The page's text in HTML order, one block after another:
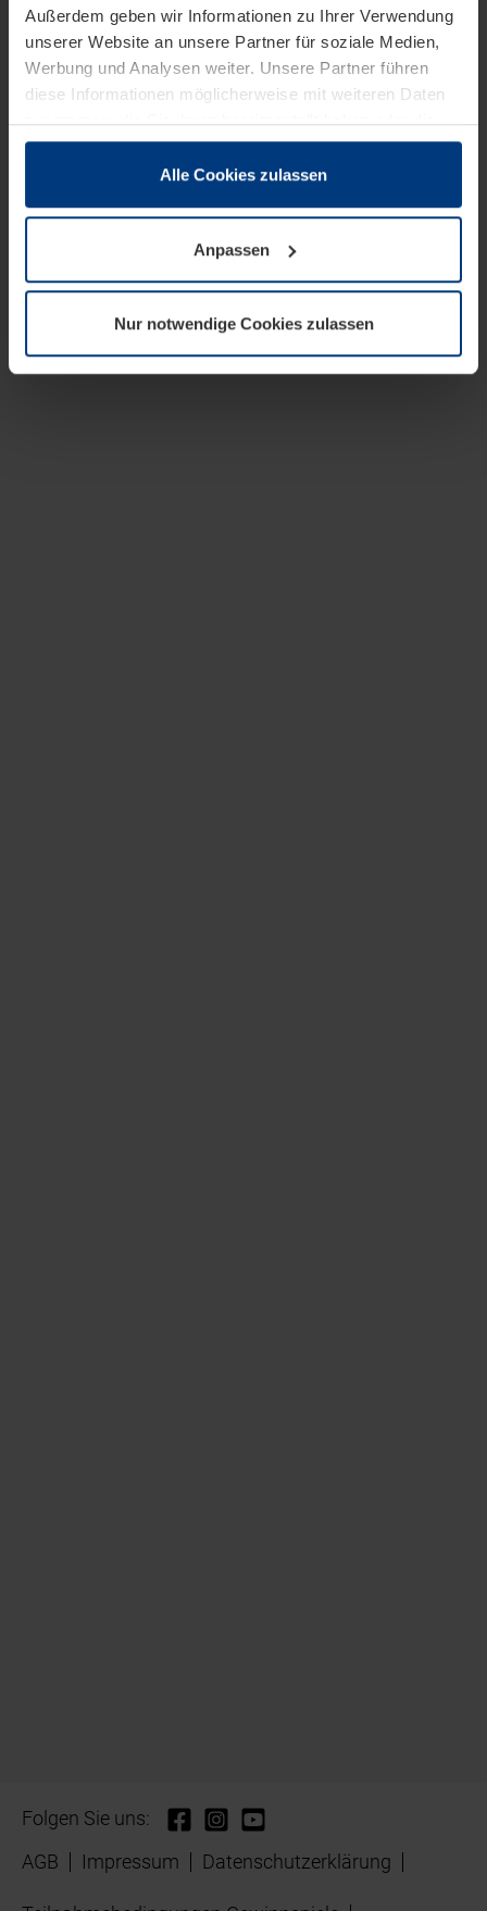
Außerdem geben wir Informationen zu Ihrer Verwendung
unserer Website an unsere Partner für soziale Medien,
Werbung und Analysen weiter. Unsere Partner führen
diese Informationen möglicherweise mit weiteren Daten
zusammen, die Sie ihnen bereitgestellt haben oder die
sie im Rahmen Ihrer Nutzung der Dienste gesammelt
wenn diese für den Betrieb dieser Seite unbedingt
notwendig sind. Für alle anderen Cookie-Typen benötigen
wir Ihre Erlaubnis. Ihre Einwilligung können Sie jederzeit
Datenschutzerklärungunserer Website ändern oder
widerrufen.
Alle Cookies zulassen
Anpassen
Nur notwendige Cookies zulassen
Folgen Sie uns:
AGB
Impressum Datenschutzerklärung